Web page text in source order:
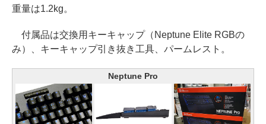
重量は1.2kg。
付属品は交換用キーキャップ（Neptune Elite RGBの
み）、キーキャップ引き抜き工具、パームレスト。
Neptune Pro